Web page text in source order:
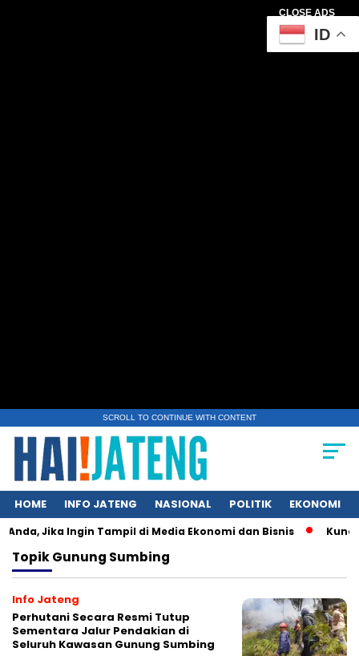
CLOSE ADS
SCROLL TO CONTINUE WITH CONTENT
HOME INFO JATENG NASIONAL POLITIK EKONOMI
Jika Ingin Tampil di Media Ekonomi dan Bisnis Kunci
TopikGunung Sumbing
Info Jateng
Perhutani Secara Resmi Tutup
Sementara Jalur Pendakian di
Seluruh Kawasan Gunung Sumbing
ID